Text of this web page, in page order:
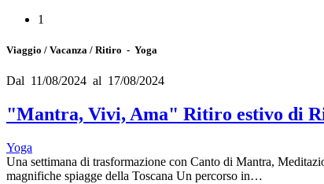
1
Viaggio / Vacanza / Ritiro - Yoga
Dal 11/08/2024 al 17/08/2024
"Mantra, Vivi, Ama" Ritiro estivo di
Yoga
Una settimana di trasformazione con Canto di Mantra,
magnifiche spiagge della Toscana Un percorso in…